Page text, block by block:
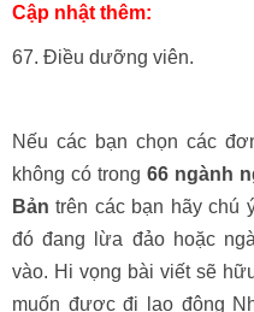
Cập nhật thêm:
67. Điều dưỡng viên.
Nếu các bạn chọn các
không có trong 66 ngành
Bản trên các bạn hãy chú
đó đang lừa đảo hoặc
vào. Hi vọng bài viết sẽ
muốn được đi lao động